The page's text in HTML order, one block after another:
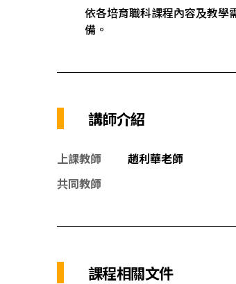
依各培育職科課程內容及教學
備。
講師介紹
上課教師
趙利華老師
共同教師
課程相關文件